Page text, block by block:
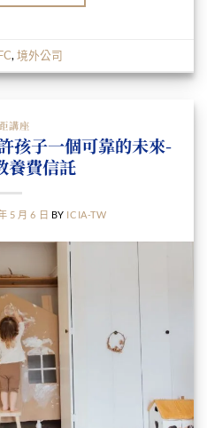
,境外公司
講座
孩子一個可靠的未來-
養費信託
5 月 6 日 BY ICIA-TW